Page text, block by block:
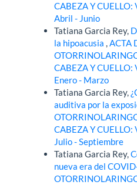
CABEZA Y
Abril - Junio
Tatiana Garcia Rey,
la hipoacusia,ACTA
CABEZA Y
Enero - Marzo
Tatiana Garcia Rey,
auditiva por la
CABEZA Y
Julio - Septiembre
Tatiana Garcia Rey,
nueva era del